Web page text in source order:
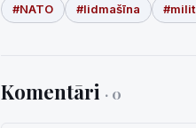
#NATO #lidmašīna
Komentāri · 0